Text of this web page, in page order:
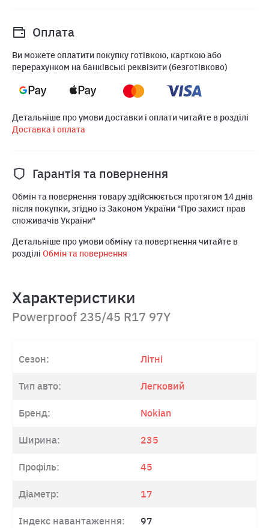
Оплата
Ви можете оплатити покупку готівкою, карткою або
перерахунком на банківські реквізити (безготівково)
Детальніше про умови доставки і оплати читайте в розділі
Доставка і оплата
Гарантія та повернення
Обмін та повернення товару здійснюється протягом 14 днів
після покупки, згідно із Законом України "Про захист прав
споживачів України"
Детальніше про умови обміну та повертнення читайте в
розділі Обмін та повернення
Характеристики
Powerproof 235/45 R17 97Y
Сезон: Літні
Тип авто: Легковий
Бренд: Nokian
Ширина: 235
Профіль: 45
Діаметр: 17
Індекс навантаження: 97